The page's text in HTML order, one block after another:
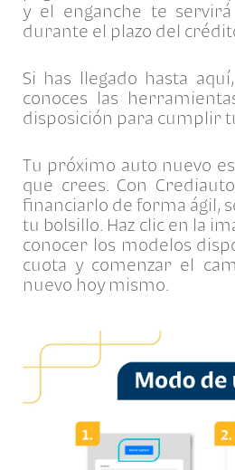
y el enganche te
durante el plazo del
Si has llegado hasta
conoces las
disposición para cumplir
Tu próximo auto nuevo
que crees. Con
financiarlo de forma ágil,
tu bolsillo. Haz clic en la
conocer los modelos
cuota y comenzar el
nuevo hoy mismo.